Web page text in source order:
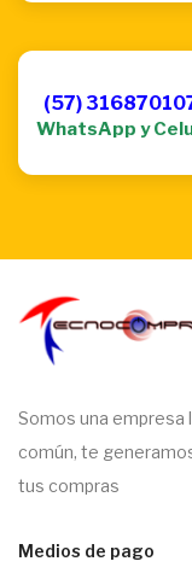
(57)
WhatsApp y
Somos una
común, te
tus compras
Medios de pago